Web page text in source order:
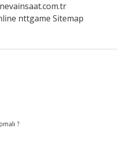
nttgame Sitemap
?